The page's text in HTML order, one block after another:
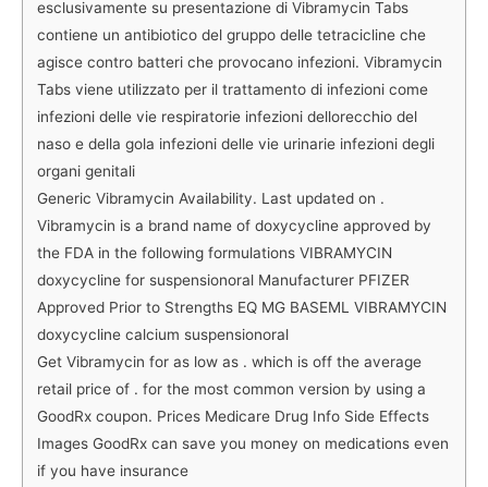
esclusivamente su presentazione di Vibramycin Tabs
contiene un antibiotico del gruppo delle tetracicline che
agisce contro batteri che provocano infezioni. Vibramycin
Tabs viene utilizzato per il trattamento di infezioni come
infezioni delle vie respiratorie infezioni dellorecchio del
naso e della gola infezioni delle vie urinarie infezioni degli
organi genitali
Generic Vibramycin Availability. Last updated on .
Vibramycin is a brand name of doxycycline approved by
the FDA in the following formulations VIBRAMYCIN
doxycycline for suspensionoral Manufacturer PFIZER
Approved Prior to Strengths EQ MG BASEML VIBRAMYCIN
doxycycline calcium suspensionoral
Get Vibramycin for as low as . which is off the average
retail price of . for the most common version by using a
GoodRx coupon. Prices Medicare Drug Info Side Effects
Images GoodRx can save you money on medications even
if you have insurance